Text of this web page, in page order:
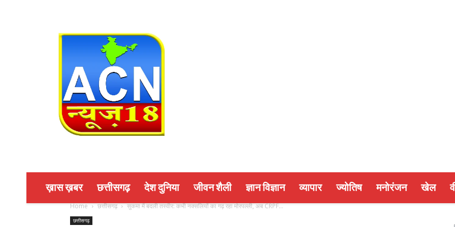
ख़ास ख़बर छत्तीसगढ़ देश दुनिया जीवन शैली ज्ञान विज्ञान व्यापार ज्योतिष मनोरंजन खेल
Home छत्तीसगढ़ सुकमा में बदली तस्वीर: कभी नक्सलियों का गढ़ रहा मोरपल्ली, अब CRPF...
छत्तीसगढ़